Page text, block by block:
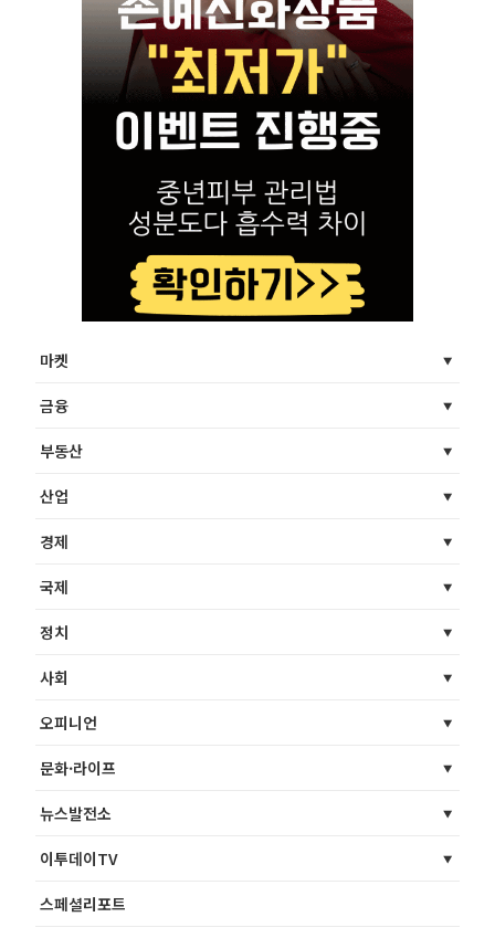
마켓
금융
부동산
산업
경제
국제
정치
사회
오피니언
문화·라이프
뉴스발전소
이투데이TV
스페셜리포트